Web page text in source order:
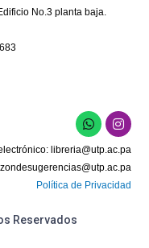
No.3 planta baja.
W
h
a
t
s
a
I
n
t
a
g
libreria@utp.ac.pa
Política de Privacidad
Reservados